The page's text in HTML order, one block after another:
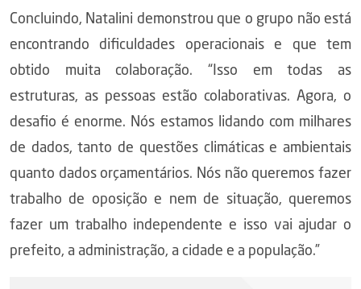
Concluindo, Natalini demonstrou que o grupo não está
encontrando dificuldades operacionais e que tem
obtido muita colaboração. “Isso em todas as
estruturas, as pessoas estão colaborativas. Agora, o
desafio é enorme. Nós estamos lidando com milhares
de dados, tanto de questões climáticas e ambientais
quanto dados orçamentários. Nós não queremos fazer
trabalho de oposição e nem de situação, queremos
fazer um trabalho independente e isso vai ajudar o
prefeito, a administração, a cidade e a população.”